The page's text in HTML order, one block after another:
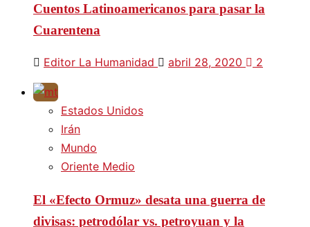
Cuentos Latinoamericanos para pasar la
Cuarentena
Editor La Humanidad abril 28, 2020 2
Estados Unidos
Irán
Mundo
Oriente Medio
El «Efecto Ormuz» desata una guerra de
divisas: petrodólar vs. petroyuan y la